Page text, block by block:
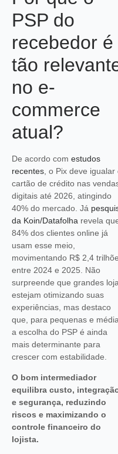
PSP do
recebedor é
tão
no e-
commerce
atual?
De acordo com estudos
recentes , o Pix deve igualar
cartão de crédito nas
digitais até 2026, atingindo
40% do mercado. Já
da Koin/Datafolha revela
84% dos clientes online já
usam esse meio,
movimentando R$ 2,4
entre 2024 e 2025. Não
surpreende que grandes
estejam otimizando suas
experiências, mas destaco
que, para pequenas e
a escolha do PSP é ainda
mais determinante para
crescer com estabilidade.
O bom intermediador
equilibra custo,
e segurança, reduzindo
riscos e maximizando o
controle financeiro do
lojista.